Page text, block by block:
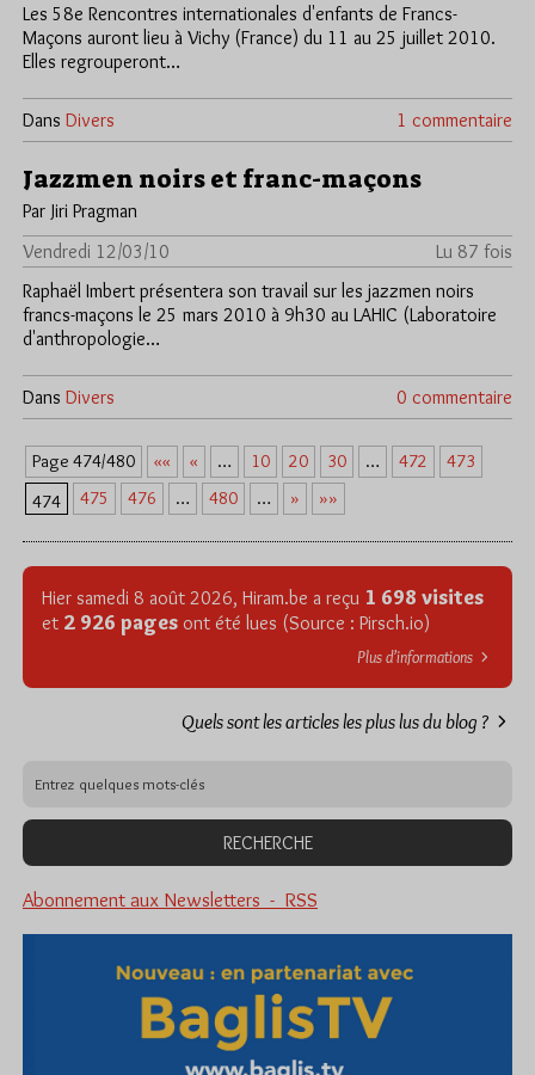
Les 58e Rencontres internationales d'enfants de Francs-
Maçons auront lieu à Vichy (France) du 11 au 25 juillet 2010.
Elles regrouperont…
Dans Divers 1 commentaire
Jazzmen noirs et franc-maçons
Par Jiri Pragman
Vendredi 12/03/10
Lu 87 fois
Raphaël Imbert présentera son travail sur les jazzmen noirs
francs-maçons le 25 mars 2010 à 9h30 au LAHIC (Laboratoire
d'anthropologie…
Dans Divers 0 commentaire
Page 474/480 «« « … 10 20 30 … 472
473
474
475 476 … 480 … » »»
Hier samedi 8 août 2026, Hiram.be a reçu 1 698 visites
et 2 926 pages ont été lues (Source : Pirsch.io)
Plus d’informations
Quels sont les articles les plus lus du blog ?
Abonnement aux Newsletters - RSS